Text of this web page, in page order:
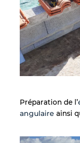
Préparation de l’
angulaire ainsi